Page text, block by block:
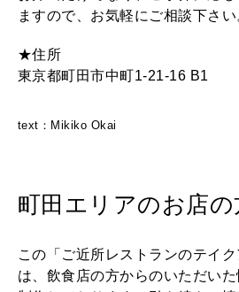
ますので、お気軽にご相談下さい
★住所
東京都町田市中町1-21-16 B1
text：Mikiko Okai
町田エリアのお店の
この「ご近所レストランのテイ
は、飲食店の方からのいただい